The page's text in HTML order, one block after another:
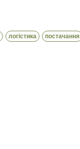
логістика постачання